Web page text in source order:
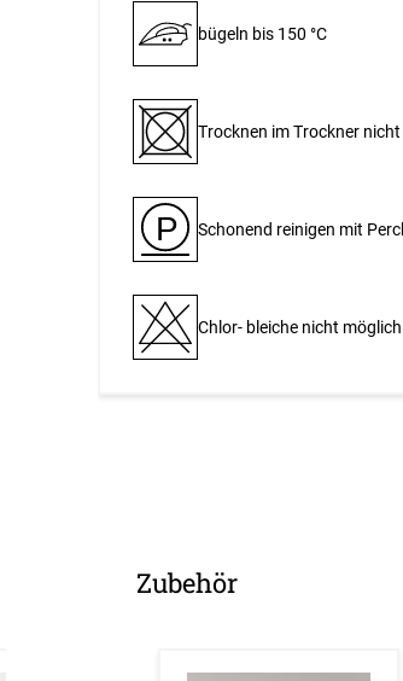
bügeln bis 150 °C
Trocknen im Trockner
P Schonend reinigen mit
Chlor- bleiche nicht möglich
Zubehör